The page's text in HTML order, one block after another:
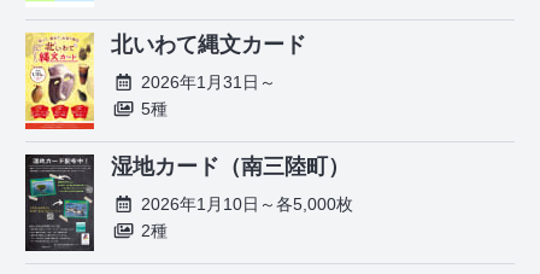
北いわて縄文カード
2026年1月31日～
5種
湿地カード（南三陸町）
2026年1月10日～各5,000枚
2種